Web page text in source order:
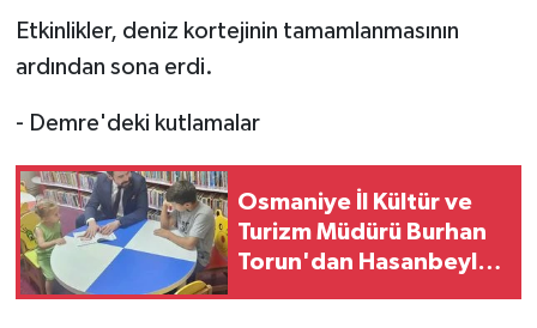
Etkinlikler, deniz kortejinin tamamlanmasının
ardından sona erdi.
- Demre'deki kutlamalar
Osmaniye İl Kültür ve
Turizm Müdürü Burhan
Torun'dan Hasanbeyli